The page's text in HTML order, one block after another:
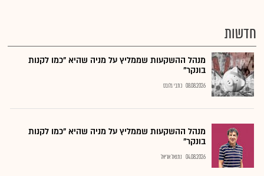
חדשות
מנהל ההשקעות שממליץ על מניה שהיא "כמו לקנות
בונקר"
08.08.2026 כתבי גלובס
מנהל ההשקעות שממליץ על מניה שהיא "כמו לקנות
בונקר"
04.08.2026 נתנאל אריאל